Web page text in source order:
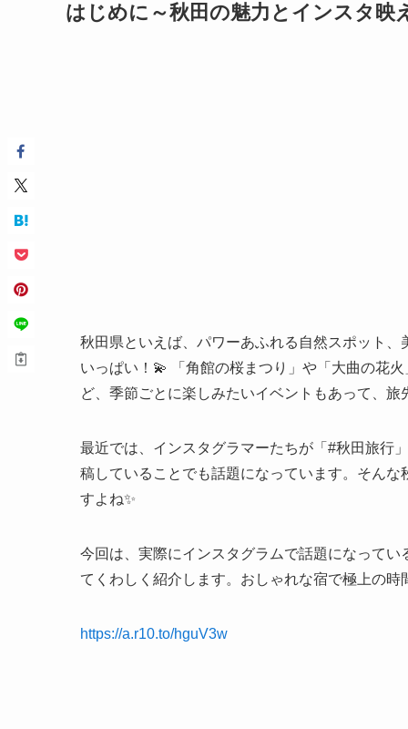
はじめに～秋田の魅力とインスタ映
秋田県といえば、パワーあふれる自然スポット
いっぱい！💫 「角館の桜まつり」や「大曲の花
ど、季節ごとに楽しみたいイベントもあって、
最近では、インスタグラマーたちが「#秋田旅行
稿していることでも話題になっています。そん
すよね✨
今回は、実際にインスタグラムで話題になって
てくわしく紹介します。おしゃれな宿で極上の
https://a.r10.to/hguV3w